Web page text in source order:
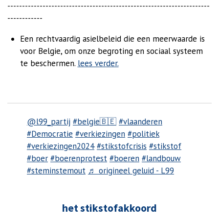
---------------------------------------------------------------------
------------
Een rechtvaardig asielbeleid die een meerwaarde is
voor Belgie, om onze begroting en sociaal systeem
te beschermen. lees verder.
@l99_partij #belgie🇧🇪 #vlaanderen
#Democratie #verkiezingen #politiek
#verkiezingen2024 #stikstofcrisis #stikstof
#boer #boerenprotest #boeren #landbouw
#steminstemout ♬ origineel geluid - L99
het stikstofakkoord